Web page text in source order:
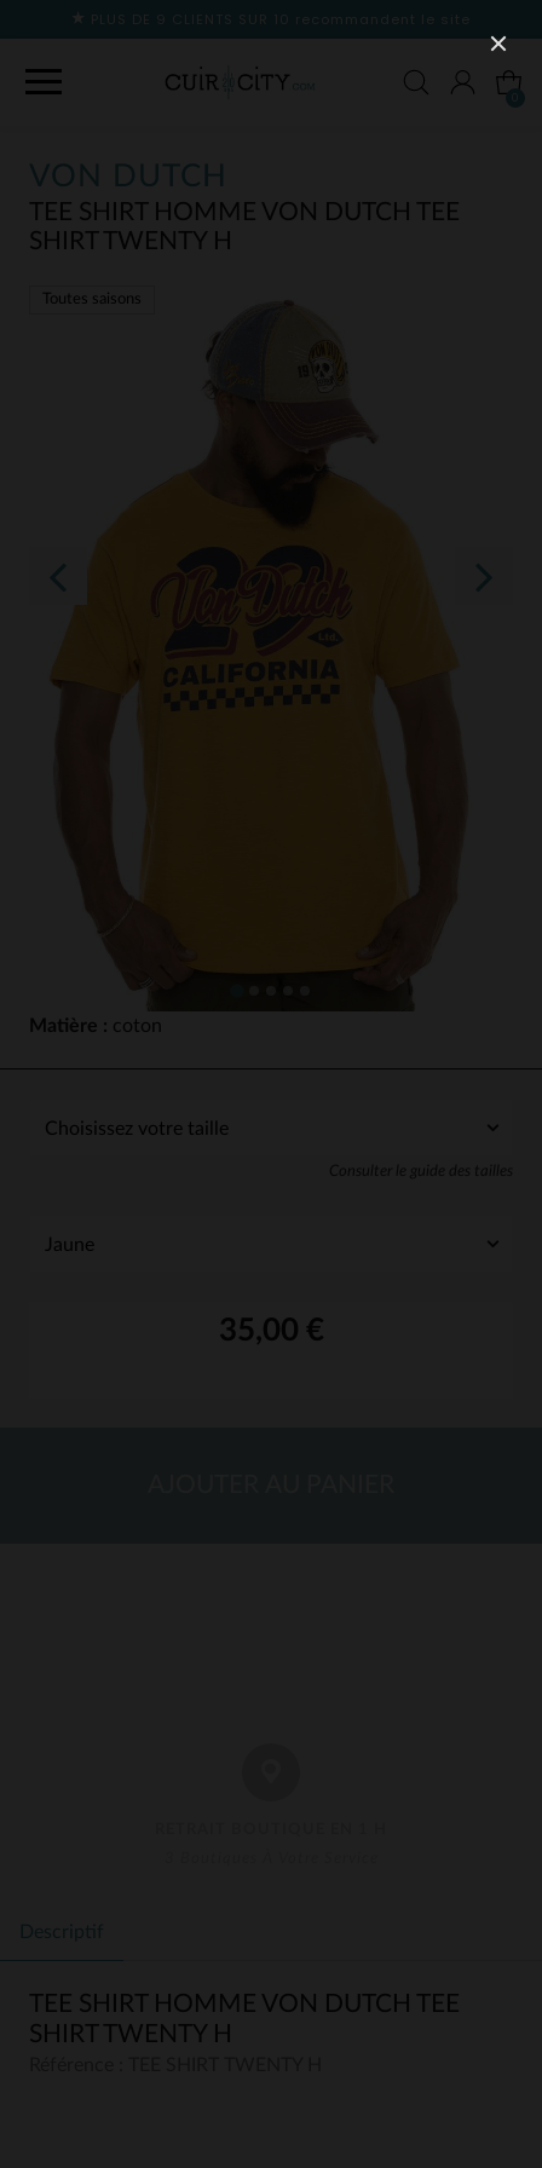
PLUS DE 9 CLIENTS SUR 10 recommandent le site
VON DUTCH
TEE SHIRT HOMME VON DUTCH TEE
SHIRT TWENTY H
Toutes saisons
Matière : coton
Consulter le guide des tailles
35,00 €
Descriptif
TEE SHIRT HOMME VON DUTCH TEE
SHIRT TWENTY H